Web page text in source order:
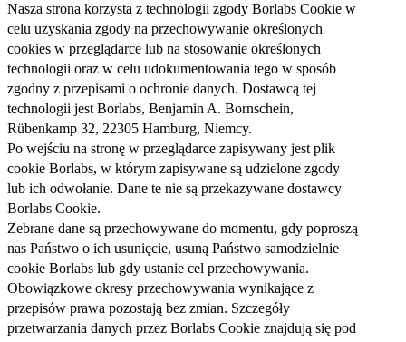
Nasza strona korzysta z technologii zgody Borlabs Cookie w
celu uzyskania zgody na przechowywanie określonych
cookies w przeglądarce lub na stosowanie określonych
technologii oraz w celu udokumentowania tego w sposób
zgodny z przepisami o ochronie danych. Dostawcą tej
technologii jest Borlabs, Benjamin A. Bornschein,
Rübenkamp 32, 22305 Hamburg, Niemcy.
Po wejściu na stronę w przeglądarce zapisywany jest plik
cookie Borlabs, w którym zapisywane są udzielone zgody
lub ich odwołanie. Dane te nie są przekazywane dostawcy
Borlabs Cookie.
Zebrane dane są przechowywane do momentu, gdy poproszą
nas Państwo o ich usunięcie, usuną Państwo samodzielnie
cookie Borlabs lub gdy ustanie cel przechowywania.
Obowiązkowe okresy przechowywania wynikające z
przepisów prawa pozostają bez zmian. Szczegóły
przetwarzania danych przez Borlabs Cookie znajdują się pod